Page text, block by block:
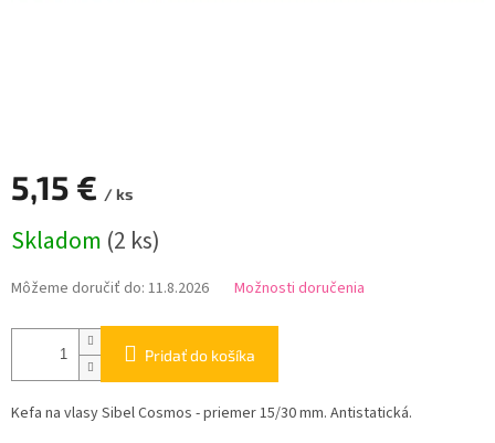
5,15 € / ks
cena:
Skladom (2 ks)
Môžeme doručiť do: 11.8.2026 Možnosti doručenia
Pridať do košíka
Kefa na vlasy Sibel Cosmos - priemer 15/30 mm. Antistatická.